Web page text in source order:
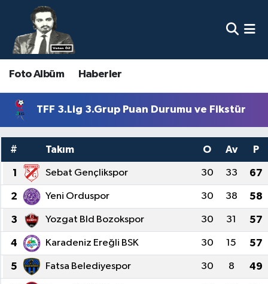
Foto Albüm Haberler
TFF 3.Lig 3.Grup Puan Durumu ve Fikstür
# Takım O Av P
1 Sebat Gençlikspor 30 33 67
2 Yeni Orduspor 30 38 58
3 Yozgat Bld Bozokspor 30 31 57
4 Karadeniz Ereğli BSK 30 15 57
5 Fatsa Belediyespor 30 8 49
Nöbetçi Eczaneler
Hava Durumu
Namaz Vakitleri
Trafik Durumu
Süper Lig Puan Durumu ve Fikstür
Tüm Manşetler
Son Dakika Haberleri
Haber Arşivi